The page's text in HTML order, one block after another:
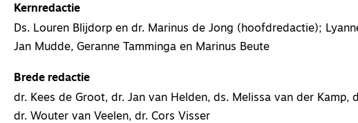
Kernredactie
Ds. Louren Blijdorp en dr. Marinus de Jong (hoofdredactie);
Jan Mudde, Geranne Tamminga en Marinus Beute
Brede redactie
dr. Kees de Groot, dr. Jan van Helden, ds. Melissa van der Kamp,
dr. Wouter van Veelen, dr. Cors Visser